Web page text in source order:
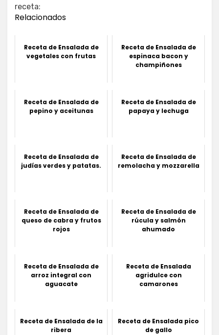
receta:
Relacionados
Receta de Ensalada de
vegetales con frutas
Receta de Ensalada de
espinaca bacon y
champiñones
Receta de Ensalada de
pepino y aceitunas
Receta de Ensalada de
papaya y lechuga
Receta de Ensalada de
judías verdes y patatas.
Receta de Ensalada de
remolacha y mozzarella
Receta de Ensalada de
queso de cabra y frutos
rojos
Receta de Ensalada de
rúcula y salmón
ahumado
Receta de Ensalada de
arroz integral con
aguacate
Receta de Ensalada
agridulce con
camarones
Receta de Ensalada de la
ribera
Receta de Ensalada pico
de gallo